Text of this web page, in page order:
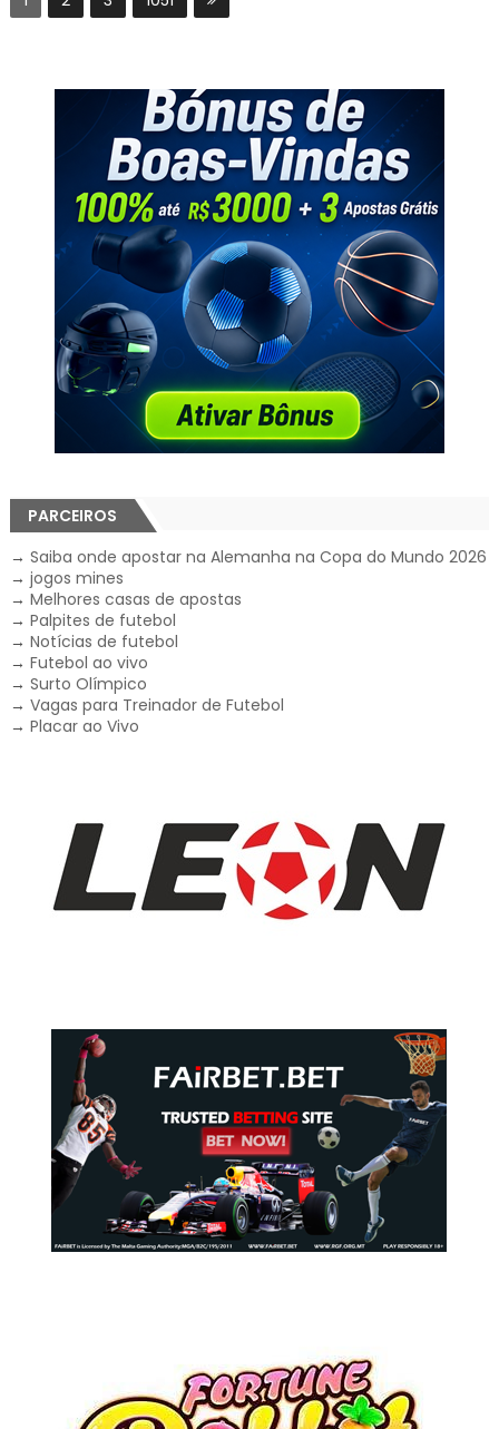
PARCEIROS
→ Saiba onde apostar na Alemanha na Copa do Mundo 2026
→ jogos mines
→ Melhores casas de apostas
→ Palpites de futebol
→ Notícias de futebol
→ Futebol ao vivo
→ Surto Olímpico
→ Vagas para Treinador de Futebol
→ Placar ao Vivo